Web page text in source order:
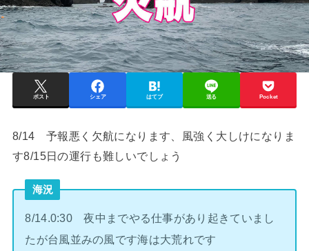
ポスト シェア はてブ 送る Pocket
8/14 予報悪く欠航になります、風強く大しけになりま
す8/15日の運行も難しいでしょう
海況
8/14.0:30 夜中までやる仕事があり起きていまし
たが台風並みの風です海は大荒れです